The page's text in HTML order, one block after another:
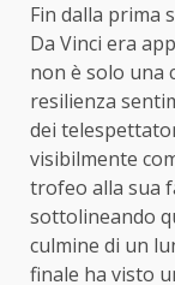
Fin dalla prima
Da Vinci era
non è solo una
resilienza
dei
visibilmente
trofeo alla sua
sottolineando
culmine di un
finale ha visto